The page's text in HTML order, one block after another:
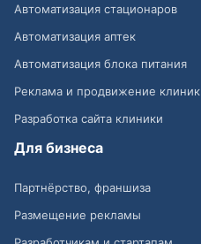
Автоматизация стационаров
Автоматизация аптек
Автоматизация блока питания
Реклама и продвижение клиник
Разработка сайта клиники
Для бизнеса
Партнёрство, франшиза
Размещение рекламы